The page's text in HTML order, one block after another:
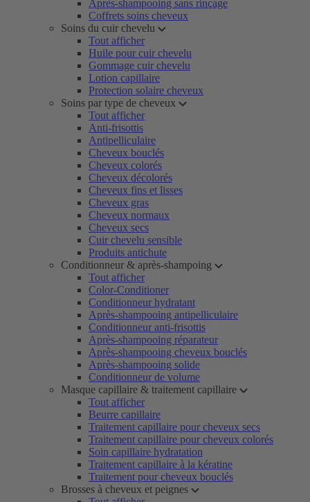
Après-shampooing sans rinçage
Coffrets soins cheveux
Soins du cuir chevelu
Tout afficher
Huile pour cuir chevelu
Gommage cuir chevelu
Lotion capillaire
Protection solaire cheveux
Soins par type de cheveux
Tout afficher
Anti-frisottis
Antipelliculaire
Cheveux bouclés
Cheveux colorés
Cheveux décolorés
Cheveux fins et lisses
Cheveux gras
Cheveux normaux
Cheveux secs
Cuir chevelu sensible
Produits antichute
Conditionneur & après-shampoing
Tout afficher
Color-Conditioner
Conditionneur hydratant
Après-shampooing antipelliculaire
Conditionneur anti-frisottis
Après-shampooing réparateur
Après-shampooing cheveux bouclés
Après-shampooing solide
Conditionneur de volume
Masque capillaire & traitement capillaire
Tout afficher
Beurre capillaire
Traitement capillaire pour cheveux secs
Traitement capillaire pour cheveux colorés
Soin capillaire hydratation
Traitement capillaire à la kératine
Traitement pour cheveux bouclés
Brosses à cheveux et peignes